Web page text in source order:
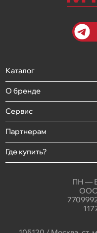
Каталог
О бренде
Сервис
Партнерам
Где купить?
ПН —
ООО